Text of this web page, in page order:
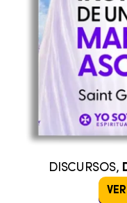
DISCURSOS,